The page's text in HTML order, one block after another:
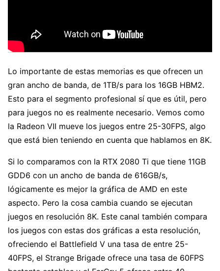
Lo importante de estas memorias es que ofrecen un
gran ancho de banda, de 1TB/s para los 16GB HBM2.
Esto para el segmento profesional sí que es útil, pero
para juegos no es realmente necesario. Vemos como
la Radeon VII mueve los juegos entre 25-30FPS, algo
que está bien teniendo en cuenta que hablamos en 8K.
Si lo comparamos con la RTX 2080 Ti que tiene 11GB
GDD6 con un ancho de banda de 616GB/s,
lógicamente es mejor la gráfica de AMD en este
aspecto. Pero la cosa cambia cuando se ejecutan
juegos en resolución 8K. Este canal también compara
los juegos con estas dos gráficas a esta resolución,
ofreciendo el Battlefield V una tasa de entre 25-
40FPS, el Strange Brigade ofrece una tasa de 60FPS